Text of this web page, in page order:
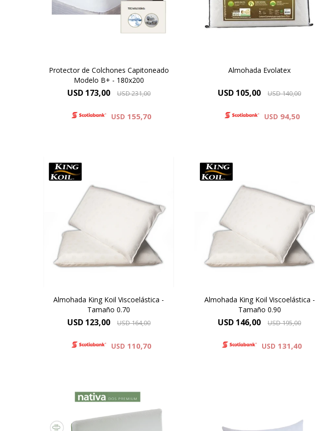
Protector de Colchones Capitoneado
Modelo B+ - 180x200
USD 173,00 USD231,00
USD 155,70
Almohada Evolatex
USD 105,00 USD140,00
USD 94,50
La almohada Ultra Plush se
produce con espuma
viscoelástica, un material
desarrollado por NASA con gran
capacidad para soportar la
presión.
Almohada King Koil Viscoelástica -
Tamaño 0.70
USD 123,00 USD164,00
USD 110,70
La almohada Ultra Plush se
produce con espuma
viscoelástica, un material
desarrollado por NASA con gran
capacidad para soportar la
presión.
Almohada King Koil Viscoelástica -
Tamaño 0.90
USD 146,00 USD195,00
USD 131,40